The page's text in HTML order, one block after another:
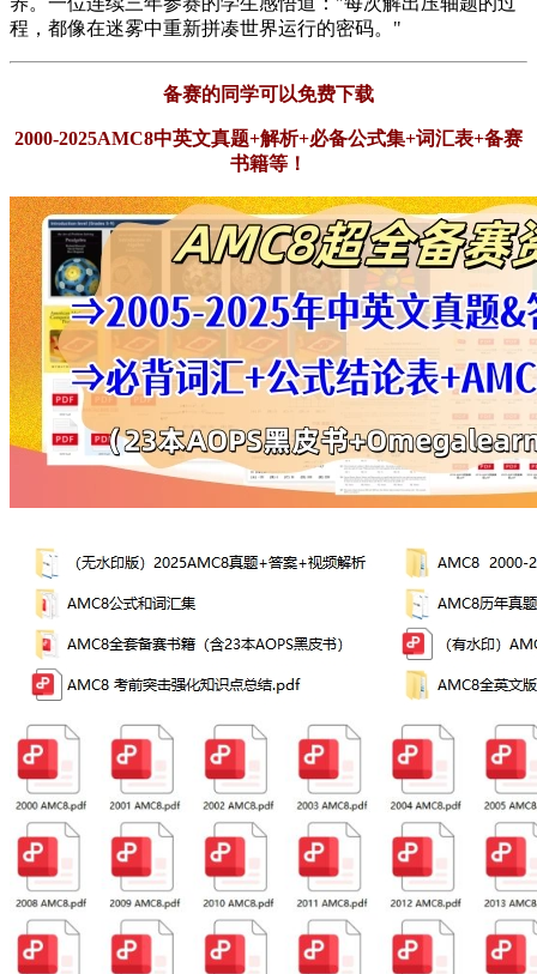
程，都像在迷雾中重新拼凑世界运行的密码。"
备赛的同学可以免费下载
2000-2025AMC8中英文真题+解析+必备公式集+词汇表+备赛
书籍等！